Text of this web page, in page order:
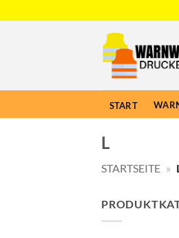
to
START
L
STARTSEITE »